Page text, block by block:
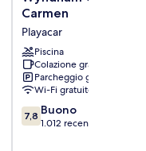
Garden
del
Carmen
Playacar
Carmen
Playacar
Piscina
Colazione gratuita
Parcheggio gratuito
Wi-Fi gratuito
7.8
su
7,8 Buono
1.012 recensioni